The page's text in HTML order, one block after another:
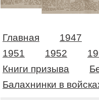
Главная 1947
1951
1952
Книги призыва
Балахнинки в